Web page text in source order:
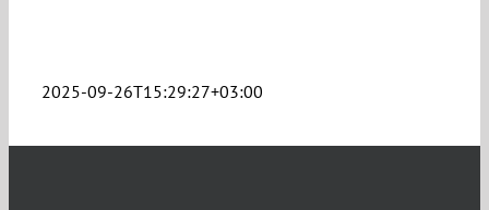
2025-09-26T15:29:27+03:00